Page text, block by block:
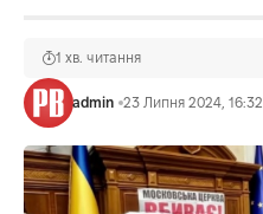
admin 23 Липня 2024, 16:32
1 хв. читання